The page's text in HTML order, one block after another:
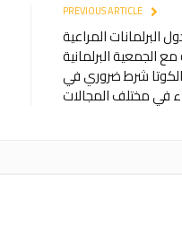
البرلمانات المراعية
الجمعية البرلمانية
الكوتا شرط ضروري في
في مختلف المجالات